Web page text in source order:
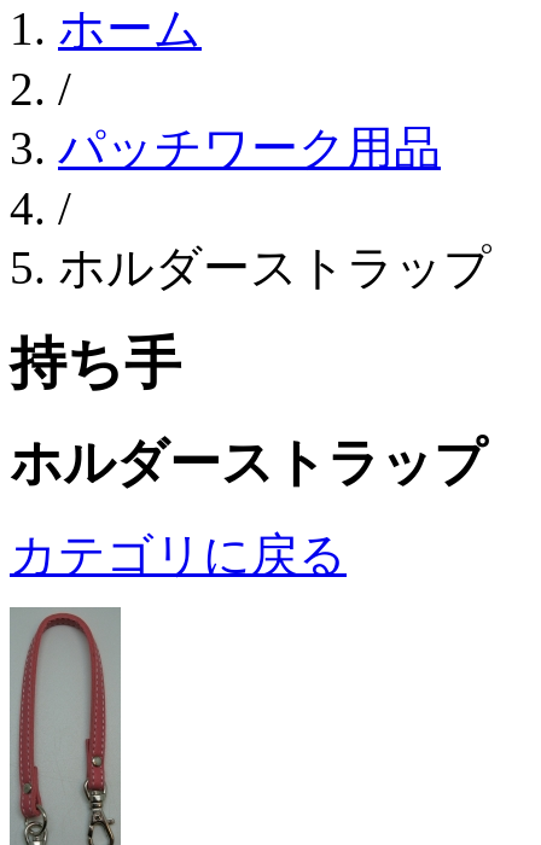
ホーム
/
パッチワーク用品
/
ホルダーストラップ
持ち手
ホルダーストラップ
カテゴリに戻る